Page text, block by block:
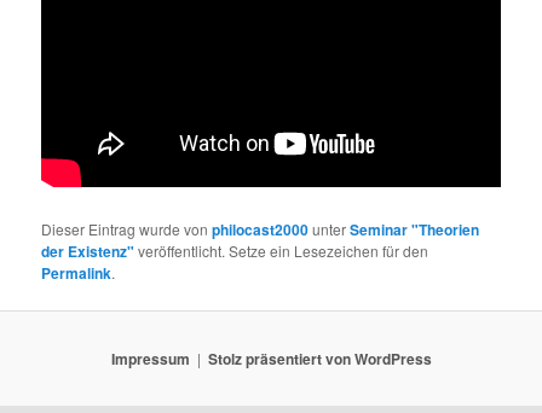
Dieser Eintrag wurde vonphilocast2000unterSeminar "Theorien
der Existenz" veröffentlicht. Setze ein Lesezeichen für den
Permalink.
Impressum Stolz präsentiert von WordPress